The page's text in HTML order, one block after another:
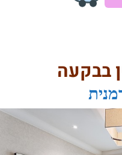
בבקעה